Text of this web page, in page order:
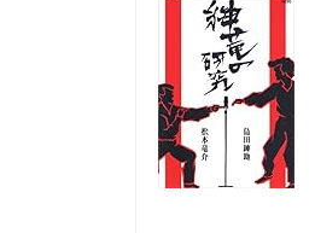
u
y
a
m